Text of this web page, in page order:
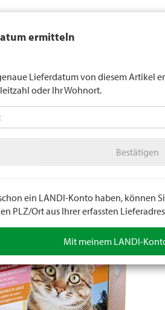
ermitteln
Lieferdatum von diesem Artikel
oder Ihr Wohnort.
Bestätigen
ein LANDI-Konto haben, können
PLZ/Ort aus Ihrer erfassten
Mit meinem LANDI-
generell keinen Alkohol an